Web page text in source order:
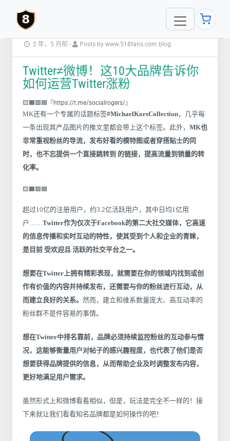
2 年，5 月前 - Posts by www.518fans.com blog
Twitter≠微博！这10大品牌告诉你
如何运营Twitter涨粉
🟨🟧🟩🟦『https://t.me/socialrogers/』
MK还有一个专属的话题标签#MichaelKorsCollection，几乎每
一条出现其产品图片的推文里都会带上这个标签。此外， MK也
非常重视粉丝的导流，发布好看的模特图或者穿搭贴士的同
时，也不忘提供一个直接跳转到 的链接，提高流量到销量的转
化率。
🟨🟧🟩🟦
超过10亿的注册用户，约3.2亿活跃用户，其中日均1亿用
户……Twitter作为仅次于Facebook的第二大社交媒体，它高速
的信息传播和实时互动的特性，使其受到个人和企业的青睐，
是目前 受欢迎且 活跃的社交平台之一。
想要在Twitter上拥有精彩表现，就需要在你的领域内找到或创
作有价值的内容并持续发布，还需要与你的粉丝进行互动，从
而建立良好的关系。 然而，建立和维系数量庞大、高互动率的
粉丝群不是件容易的事情。
想在Twitter中排名靠前，品牌必须持续监控粉丝的互动参与情
况，这能够衡量用户对帖子的感兴趣程度，也代表了他们是否
想要获得品牌提供的信息，从而帮助企业及时调整发布内容，
更好地满足用户需求。
虽然形式上和微博看着相似，但是，玩法是完全不一样的！接
下来就让我们看看知名品牌都是如何操作的吧！